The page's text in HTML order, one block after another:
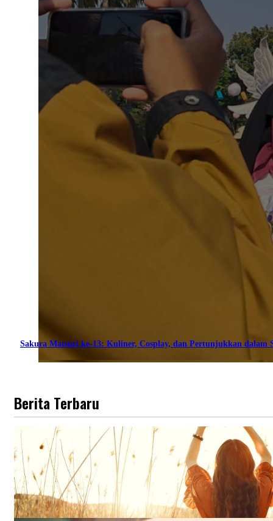
Sakura Matsuri ke-13: Kuliner, Cosplay, dan Pertunjukkan dalam
Berita Terbaru